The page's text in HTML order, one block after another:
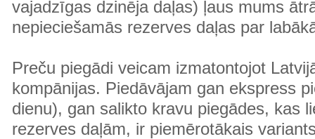
vajadzīgas dzinēja daļas) ļaus mums
nepieciešamās rezerves daļas par
Preču piegādi veicam izmatontojot
kompānijas. Piedāvājam gan ekspress
dienu), gan salikto kravu piegādes, kas
rezerves daļām, ir piemērotākais